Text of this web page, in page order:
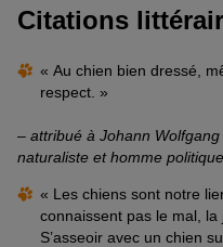
Citations
« Au chien bien dressé,
respect. »
– attribué à Johann
naturaliste et homme
« Les chiens sont notre
connaissent pas le mal, la
S’asseoir avec un chien